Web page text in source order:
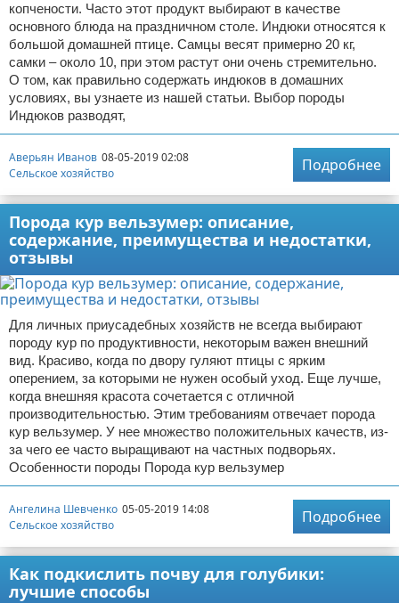
копчености. Часто этот продукт выбирают в качестве
основного блюда на праздничном столе. Индюки относятся к
большой домашней птице. Самцы весят примерно 20 кг,
самки – около 10, при этом растут они очень стремительно.
О том, как правильно содержать индюков в домашних
условиях, вы узнаете из нашей статьи. Выбор породы
Индюков разводят,
Аверьян Иванов 08-05-2019 02:08
Сельское хозяйство
Подробнее
Порода кур вельзумер: описание,
содержание, преимущества и недостатки,
отзывы
Для личных приусадебных хозяйств не всегда выбирают
породу кур по продуктивности, некоторым важен внешний
вид. Красиво, когда по двору гуляют птицы с ярким
оперением, за которыми не нужен особый уход. Еще лучше,
когда внешняя красота сочетается с отличной
производительностью. Этим требованиям отвечает порода
кур вельзумер. У нее множество положительных качеств, из-
за чего ее часто выращивают на частных подворьях.
Особенности породы Порода кур вельзумер
Ангелина Шевченко 05-05-2019 14:08
Сельское хозяйство
Подробнее
Как подкислить почву для голубики:
лучшие способы